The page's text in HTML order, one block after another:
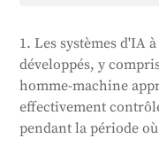
ou les droits
l'utilisation de ces
surveillance
contexte
peuvent être
1. Les systèmes d'IA
développés, y
homme-machine
effectivement
pendant la période